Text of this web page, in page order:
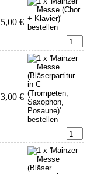
5,00 €
3,00 €